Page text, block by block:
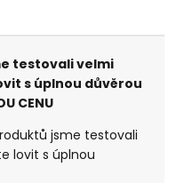
testovali velmi
s úplnou důvěrou
CENU
jsme testovali
lovit s úplnou